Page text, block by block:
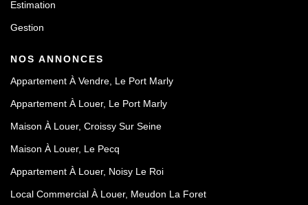
Estimation
Gestion
NOS ANNONCES
Appartement À Vendre, Le Port Marly
Appartement À Louer, Le Port Marly
Maison À Louer, Croissy Sur Seine
Maison À Louer, Le Pecq
Appartement À Louer, Noisy Le Roi
Local Commercial À Louer, Meudon La Foret